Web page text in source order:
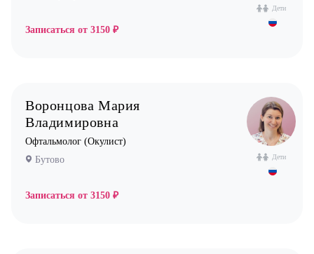
Дети
Записаться от 3150 ₽
Дети
Воронцова Мария
Владимировна
Офтальмолог (Окулист)
Бутово
Записаться от 3150 ₽